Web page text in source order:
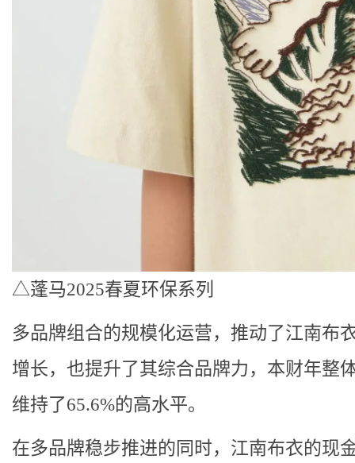
△蓬马2025春夏环保系列
多品牌组合的规模化运营，推动了江南布
增长，也提升了其综合品牌力，本财年整
维持了65.6%的高水平。
在多品牌稳步推进的同时，江南布衣的现